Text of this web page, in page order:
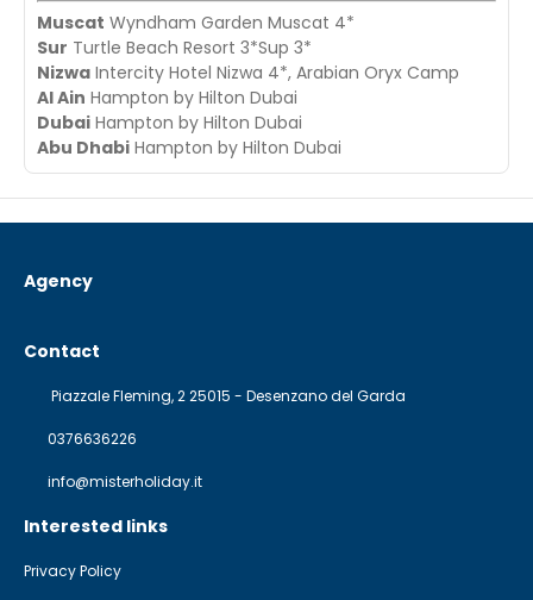
Muscat Wyndham Garden Muscat 4*
Sur Turtle Beach Resort 3*Sup 3*
Nizwa Intercity Hotel Nizwa 4*, Arabian Oryx Camp
Al Ain Hampton by Hilton Dubai
Dubai Hampton by Hilton Dubai
Abu Dhabi Hampton by Hilton Dubai
Agency
Contact
Piazzale Fleming, 2 25015 - Desenzano del Garda
0376636226
info@misterholiday.it
Interested links
Privacy Policy